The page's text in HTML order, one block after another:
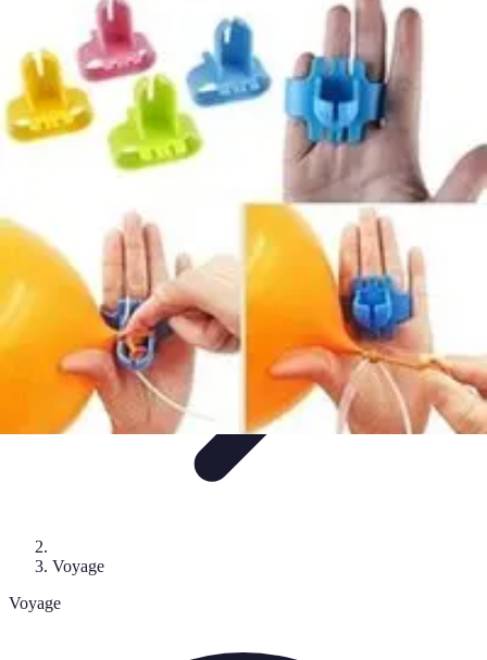
Atlas Géographique
Perception et Utilisation Guide d'achat
Éducation et
ApprentissageAtlas Thématiques
Atlas Géographique
Voyage
Voyage